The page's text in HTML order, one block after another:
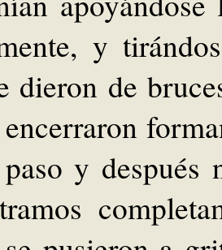
y
dieron de
y después